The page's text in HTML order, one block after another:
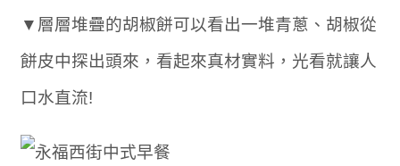
▼層層堆疊的胡椒餅可以看出一堆青蔥、胡椒從
餅皮中探出頭來，看起來真材實料，光看就讓人
口水直流!